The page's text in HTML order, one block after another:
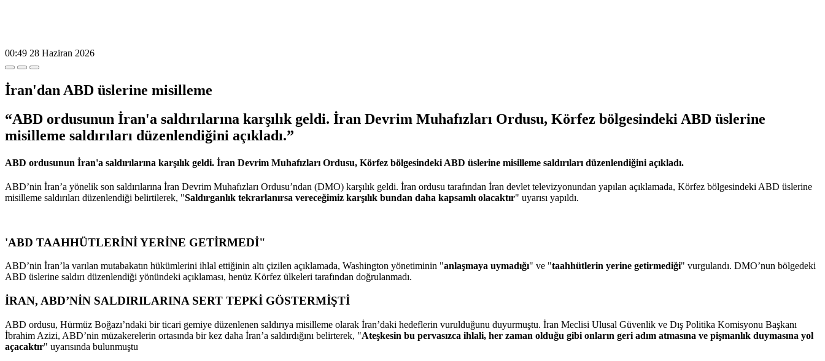
00:49 28 Haziran 2026
İran'dan ABD üslerine misilleme
“ABD ordusunun İran'a saldırılarına karşılık geldi. İran Devrim Muhafızları Ordusu, Körfez bölgesindeki ABD üslerine
misilleme saldırıları düzenlendiğini açıkladı.”
ABD ordusunun İran'a saldırılarına karşılık geldi. İran Devrim Muhafızları Ordusu, Körfez bölgesindeki ABD üslerine misilleme saldırıları düzenlendiğini açıkladı.
ABD’nin İran’a yönelik son saldırılarına İran Devrim Muhafızları Ordusu’ndan (DMO) karşılık geldi. İran ordusu tarafından İran devlet televizyonundan yapılan açıklamada, Körfez bölgesindeki ABD üslerine
misilleme saldırıları düzenlendiği belirtilerek, "Saldırganlık tekrarlanırsa vereceğimiz karşılık bundan daha kapsamlı olacaktır" uyarısı yapıldı.
'ABD TAAHHÜTLERİNİ YERİNE GETİRMEDİ"
ABD’nin İran’la varılan mutabakatın hükümlerini ihlal ettiğinin altı çizilen açıklamada, Washington yönetiminin "anlaşmaya uymadığı" ve "taahhütlerin yerine getirmediği" vurgulandı. DMO’nun bölgedeki
ABD üslerine saldırı düzenlendiği yönündeki açıklaması, henüz Körfez ülkeleri tarafından doğrulanmadı.
İRAN, ABD’NİN SALDIRILARINA SERT TEPKİ GÖSTERMİŞTİ
ABD ordusu, Hürmüz Boğazı’ndaki bir ticari gemiye düzenlenen saldırıya misilleme olarak İran’daki hedeflerin vurulduğunu duyurmuştu. İran Meclisi Ulusal Güvenlik ve Dış Politika Komisyonu Başkanı
İbrahim Azizi, ABD’nin müzakerelerin ortasında bir kez daha İran’a saldırdığını belirterek, "Ateşkesin bu pervasızca ihlali, her zaman olduğu gibi onların geri adım atmasına ve pişmanlık duymasına yol
açacaktır" uyarısında bulunmuştu